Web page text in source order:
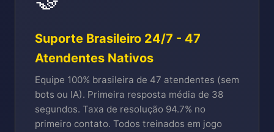
Suporte Brasileiro 24/7 - 47
Atendentes Nativos
Equipe 100% brasileira de 47 atendentes (sem
bots ou IA). Primeira resposta média de 38
segundos. Taxa de resolução 94.7% no
primeiro contato. Todos treinados em jogo